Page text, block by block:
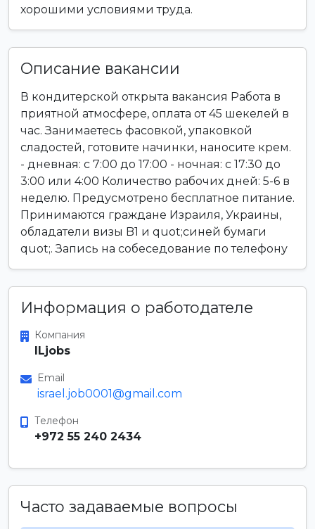
хорошими условиями труда.
Описание вакансии
В кондитерской открыта вакансия Работа в
приятной атмосфере, оплата от 45 шекелей в
час. Занимаетесь фасовкой, упаковкой
сладостей, готовите начинки, наносите крем.
- дневная: с 7:00 до 17:00 - ночная: с 17:30 до
3:00 или 4:00 Количество рабочих дней: 5-6 в
неделю. Предусмотрено бесплатное питание.
Принимаются граждане Израиля, Украины,
обладатели визы B1 и quot;синей бумаги
quot;. Запись на собеседование по телефону
Информация о работодателе
Компания
ILjobs
Email
israel.job0001@gmail.com
Телефон
+972 55 240 2434
Часто задаваемые вопросы